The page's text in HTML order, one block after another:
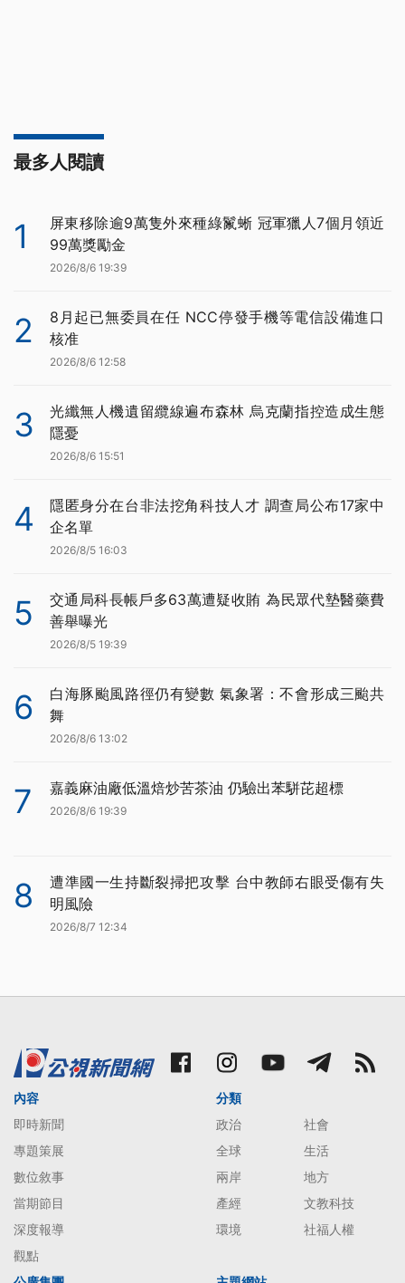
最多人閱讀
1
屏東移除逾9萬隻外來種綠鬣蜥 冠軍獵人7個月領近
99萬獎勵金
2026/8/6 19:39
2
8月起已無委員在任 NCC停發手機等電信設備進口
核准
2026/8/6 12:58
3
光纖無人機遺留纜線遍布森林 烏克蘭指控造成生態
隱憂
2026/8/6 15:51
4
隱匿身分在台非法挖角科技人才 調查局公布17家中
企名單
2026/8/5 16:03
5
交通局科長帳戶多63萬遭疑收賄 為民眾代墊醫藥費
善舉曝光
2026/8/5 19:39
6
白海豚颱風路徑仍有變數 氣象署：不會形成三颱共
舞
2026/8/6 13:02
7 嘉義麻油廠低溫焙炒苦茶油 仍驗出苯駢芘超標
2026/8/6 19:39
8
遭準國一生持斷裂掃把攻擊 台中教師右眼受傷有失
明風險
2026/8/7 12:34
內容
即時新聞
專題策展
數位敘事
當期節目
深度報導
觀點
分類
政治
社會
全球
生活
兩岸
地方
產經
文教科技
環境
社福人權